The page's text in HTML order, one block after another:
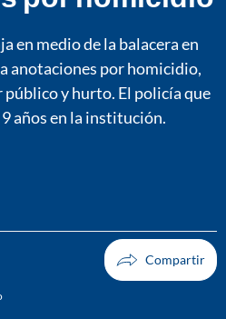
en medio de la balacera en
anotaciones por homicidio,
y hurto. El policía que
años en la institución.